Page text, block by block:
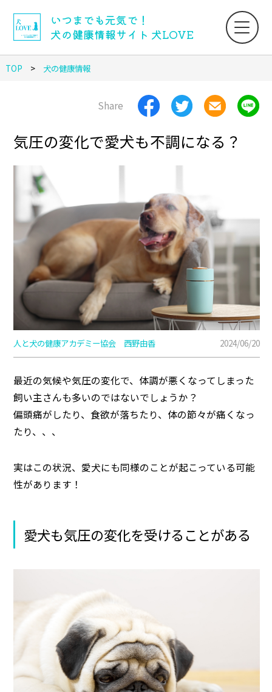
いつまでも元気で！
犬の健康情報サイト 犬LOVE
TOP 犬の健康情報
Share
気圧の変化で愛犬も不調になる？
人と犬の健康アカデミー協会 西野由香 2024/06/20
最近の気候や気圧の変化で、体調が悪くなってしまった
飼い主さんも多いのではないでしょうか？
偏頭痛がしたり、食欲が落ちたり、体の節々が痛くなっ
たり、、、
実はこの状況、愛犬にも同様のことが起こっている可能
性があります！
愛犬も気圧の変化を受けることがある